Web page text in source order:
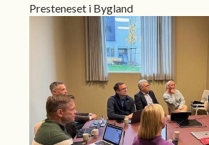
Presteneset i Bygland